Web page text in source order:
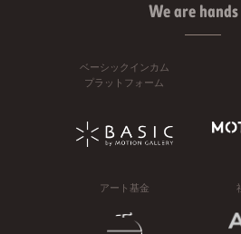
We are
ベーシックインカム
プラットフォーム
アート基金